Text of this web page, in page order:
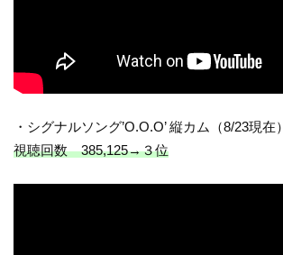
・シグナルソング’O.O.O’ 縦カム（8/23現在）
視聴回数 385,125→３位